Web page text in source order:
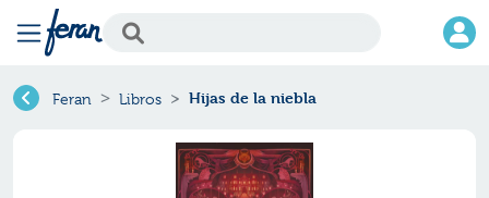
Feran Libros Hijas de la niebla